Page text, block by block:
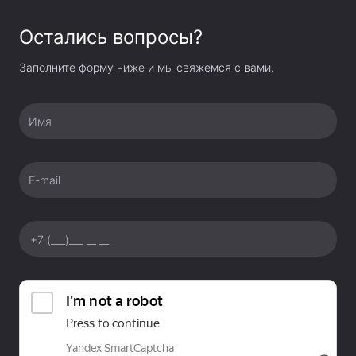
Достоинства модели дополняет предусмотренный
счетчик кадров, который помогает контролировать
Остались вопросы?
Заполните форму ниже и мы свяжемся с вами.
Имя
E-mail